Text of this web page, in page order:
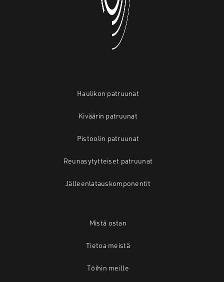
Haulikon patruunat
Kiväärin patruunat
Pistoolin patruunat
Reunasytytteiset patruunat
Jälleenlatauskomponentit
Mistä ostan
Tietoa meistä
Töihin meille